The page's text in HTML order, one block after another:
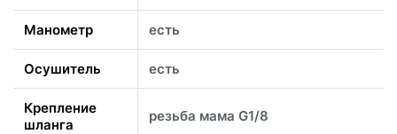
Манометр есть
Осушитель есть
Крепление
шланга
резьба мама G1/8